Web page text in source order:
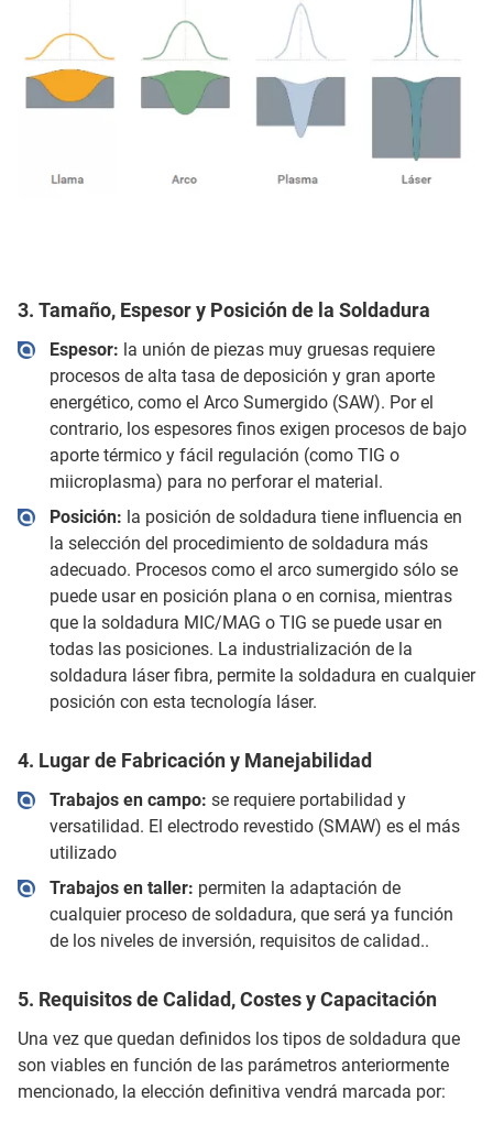
3. Tamaño, Espesor y Posición de la Soldadura
Espesor: la unión de piezas muy gruesas requiere
procesos de alta tasa de deposición y gran aporte
energético, como el Arco Sumergido (SAW). Por el
contrario, los espesores finos exigen procesos de bajo
aporte térmico y fácil regulación (como TIG o
miicroplasma) para no perforar el material.
Posición: la posición de soldadura tiene influencia en
la selección del procedimiento de soldadura más
adecuado. Procesos como el arco sumergido sólo se
puede usar en posición plana o en cornisa, mientras
que la soldadura MIC/MAG o TIG se puede usar en
todas las posiciones. La industrialización de la
soldadura láser fibra, permite la soldadura en cualquier
posición con esta tecnología láser.
4. Lugar de Fabricación y Manejabilidad
Trabajos en campo: se requiere portabilidad y
versatilidad. El electrodo revestido (SMAW) es el más
utilizado
Trabajos en taller: permiten la adaptación de
cualquier proceso de soldadura, que será ya función
de los niveles de inversión, requisitos de calidad..
5. Requisitos de Calidad, Costes y Capacitación
Una vez que quedan definidos los tipos de soldadura que
son viables en función de las parámetros anteriormente
mencionado, la elección definitiva vendrá marcada por: